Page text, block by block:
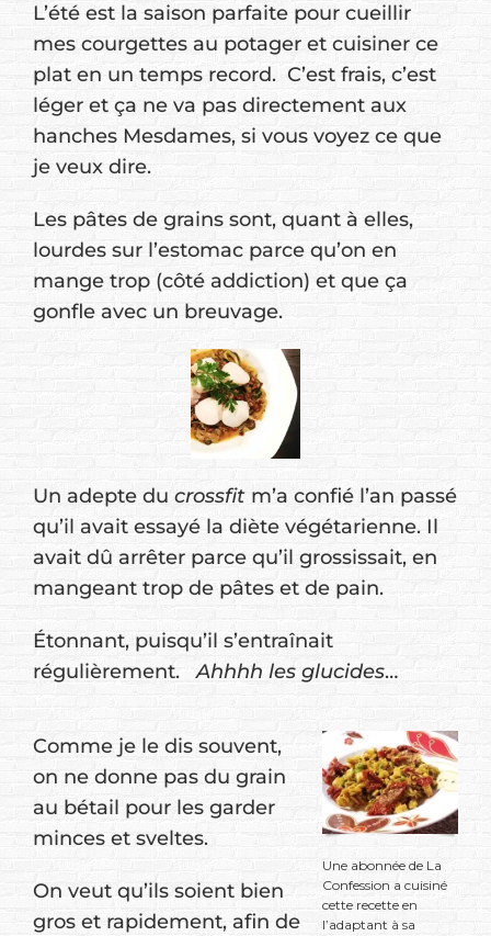
L’été est la saison parfaite pour cueillir
mes courgettes au potager et cuisiner ce
plat en un temps record. C’est frais, c’est
léger et ça ne va pas directement aux
hanches Mesdames, si vous voyez ce que
je veux dire.
Les pâtes de grains sont, quant à elles,
lourdes sur l’estomac parce qu’on en
mange trop (côté addiction) et que ça
gonfle avec un breuvage.
Un adepte du crossfit m’a confié l’an passé
qu’il avait essayé la diète végétarienne. Il
avait dû arrêter parce qu’il grossissait, en
mangeant trop de pâtes et de pain.
Étonnant, puisqu’il s’entraînait
régulièrement.Ahhhh les glucides…
Comme je le dis souvent,
on ne donne pas du grain
au bétail pour les garder
minces et sveltes.
On veut qu’ils soient bien
gros et rapidement, afin de
Une abonnée de La
Confession a cuisiné
cette recette en
l’adaptant à sa